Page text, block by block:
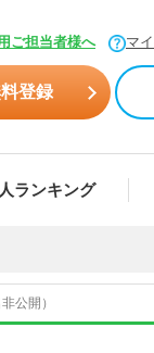
ご担当者様へ マ
登録
ランキング
公開）